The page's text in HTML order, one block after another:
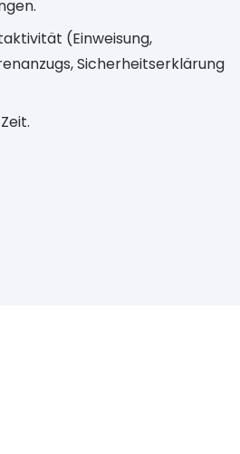
(Einweisung,
Sicherheitserklärung